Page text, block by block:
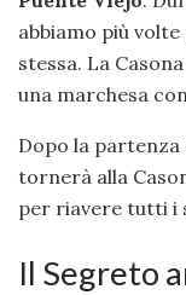
abbiamo più
stessa. La
una marchesa
Dopo la partenza
tornerà alla
per riavere tutti i
Il Segreto